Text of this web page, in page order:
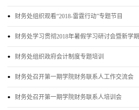
财务处组织观看“2018-雷霆行动”专题节目
财务处组织政府会计制度专题培训
财务处召开第一期学院财务联系人工作交流会
财务处召开第一期学院财务联系人培训会